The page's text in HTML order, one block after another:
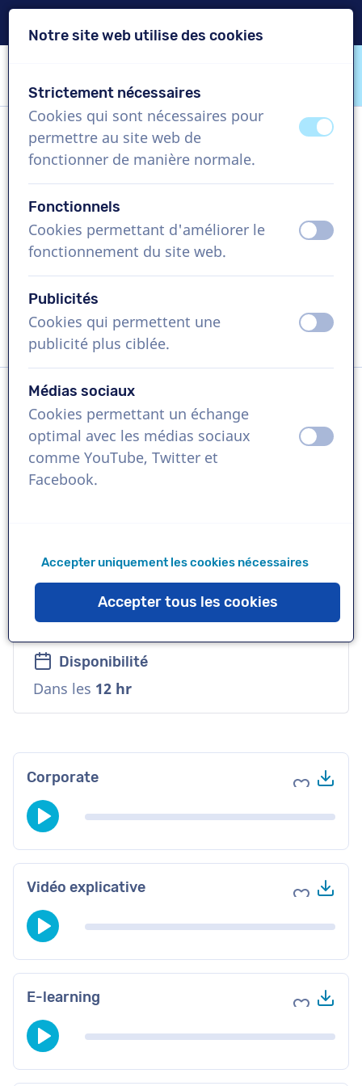
VoiceProductions
Gaëlle S
Femme, France
US$ 369,95
Vidéo d'entreprise , 1 - 250 mots
Demandez une démo gratuite
Langue
Français
Références
Voix
Distinctive, Polyvalente, Amicale,
Corporative
Disponibilité
Dans les 12 hr
Corporate Ajouter
Vidéo explicative Ajouter
E-learning Ajouter
Notre site web utilise des cookies
Strictement nécessaires
Cookies qui sont nécessaires pour
permettre au site web de
fonctionner de manière normale.
éteint
Fonctionnels
Cookies permettant d'améliorer le
fonctionnement du site web.
éteint
Publicités
Cookies qui permettent une
publicité plus ciblée.
éteint
Médias sociaux
Cookies permettant un échange
optimal avec les médias sociaux
comme YouTube, Twitter et
Facebook.
éteint
Accepter uniquement les cookies nécessaires
Accepter tous les cookies